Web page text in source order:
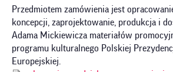
Przedmiotem zamówienia jest
koncepcji, zaprojektowanie, produkcja i
Adama Mickiewicza materiałów
programu kulturalnego Polskiej
Europejskiej.